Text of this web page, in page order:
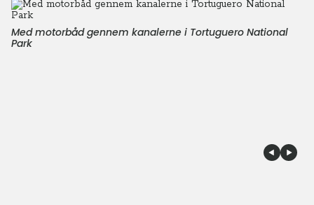
Med motorbåd gennem kanalerne i Tortuguero National
Park